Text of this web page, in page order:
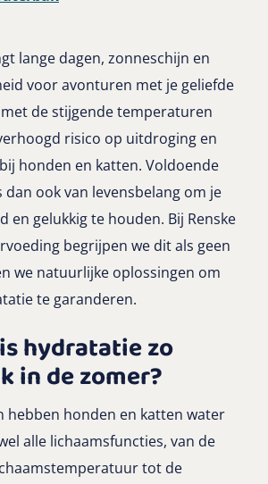
lange dagen, zonneschijn en
voor avonturen met je geliefde
de stijgende temperaturen
risico op uitdroging en
honden en katten. Voldoende
ook van levensbelang om je
en gelukkig te houden. Bij Renske
begrijpen we dit als geen
we natuurlijke oplossingen om
te garanderen.
hydratatie zo
in de zomer?
hebben honden en katten water
alle lichaamsfuncties, van de
tot de